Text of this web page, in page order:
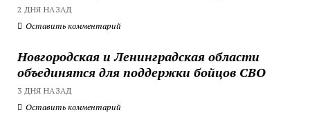
2 ДНЯ НАЗАД
Оставить комментарий
Новгородская и Ленинградская области
объединятся для поддержки бойцов СВО
3 ДНЯ НАЗАД
Оставить комментарий